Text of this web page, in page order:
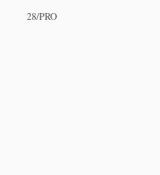
28/PRO